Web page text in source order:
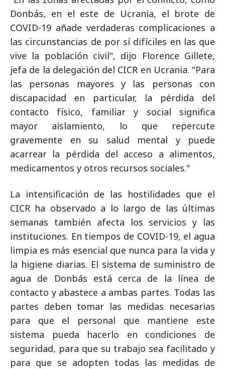
Donbás, en el este de Ucrania, el brote de
COVID-19 añade verdaderas complicaciones a
las circunstancias de por sí difíciles en las que
vive la población civil", dijo Florence Gillete,
jefa de la delegación del CICR en Ucrania. "Para
las personas mayores y las personas con
discapacidad en particular, la pérdida del
contacto físico, familiar y social significa
mayor aislamiento, lo que repercute
gravemente en su salud mental y puede
acarrear la pérdida del acceso a alimentos,
medicamentos y otros recursos sociales."
La intensificación de las hostilidades que el
CICR ha observado a lo largo de las últimas
semanas también afecta los servicios y las
instituciones. En tiempos de COVID-19, el agua
limpia es más esencial que nunca para la vida y
la higiene diarias. El sistema de suministro de
agua de Donbás está cerca de la línea de
contacto y abastece a ambas partes. Todas las
partes deben tomar las medidas necesarias
para que el personal que mantiene este
sistema pueda hacerlo en condiciones de
seguridad, para que su trabajo sea facilitado y
para que se adopten todas las medidas de